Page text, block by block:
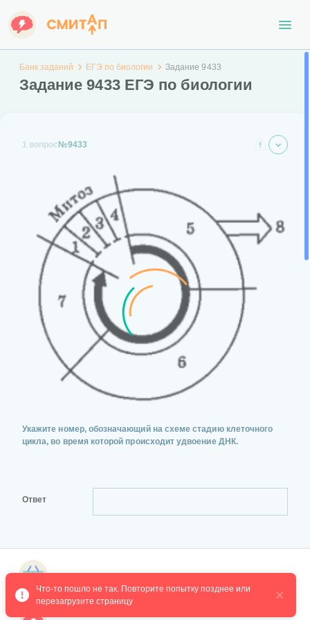
Банк заданий ЕГЭ по биологии Задание 9433
Задание 9433 ЕГЭ по биологии
1 вопрос №9433
Укажите номер, обозначающий на схеме стадию клеточного
цикла, во время которой происходит удвоение ДНК.
Ответ
Что-то пошло не так. Повторите попытку позднее или
перезагрузите страницу